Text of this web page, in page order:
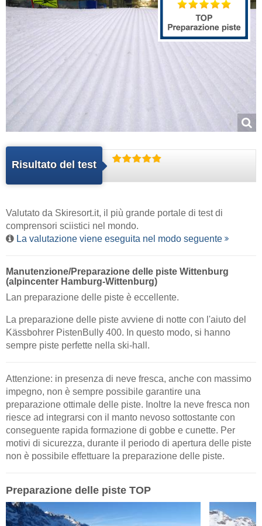
Risultato del test
Valutato da Skiresort.it, il più grande portale di test di
comprensori sciistici nel mondo.
La valutazione viene eseguita nel modo seguente
Manutenzione/Preparazione delle piste Wittenburg
(alpincenter Hamburg-Wittenburg)
Lan preparazione delle piste è eccellente.
La preparazione delle piste avviene di notte con l'aiuto del
Kässbohrer PistenBully 400. In questo modo, si hanno
sempre piste perfette nella ski-hall.
Attenzione: in presenza di neve fresca, anche con massimo
impegno, non è sempre possibile garantire una
preparazione ottimale delle piste. Inoltre la neve fresca non
riesce ad integrarsi con il manto nevoso sottostante con
conseguente rapida formazione di gobbe e cunette. Per
motivi di sicurezza, durante il periodo di apertura delle piste
non è possibile effettuare la preparazione delle piste.
Preparazione delle piste TOP